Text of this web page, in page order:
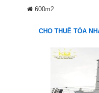
600m2
CHO THUÊ TÒA